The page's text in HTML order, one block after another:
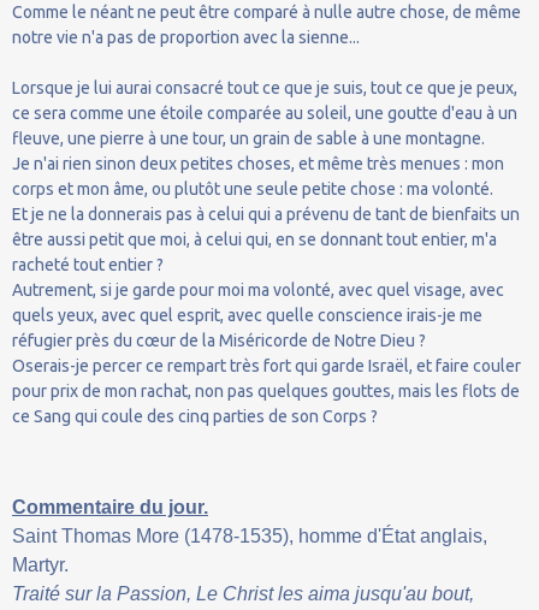
Comme le néant ne peut être comparé à nulle autre chose, de même
notre vie n'a pas de proportion avec la sienne...
Lorsque je lui aurai consacré tout ce que je suis, tout ce que je peux,
ce sera comme une étoile comparée au soleil, une goutte d'eau à un
fleuve, une pierre à une tour, un grain de sable à une montagne.
Je n'ai rien sinon deux petites choses, et même très menues : mon
corps et mon âme, ou plutôt une seule petite chose : ma volonté.
Et je ne la donnerais pas à celui qui a prévenu de tant de bienfaits un
être aussi petit que moi, à celui qui, en se donnant tout entier, m'a
racheté tout entier ?
Autrement, si je garde pour moi ma volonté, avec quel visage, avec
quels yeux, avec quel esprit, avec quelle conscience irais-je me
réfugier près du cœur de la Miséricorde de Notre Dieu ?
Oserais-je percer ce rempart très fort qui garde Israël, et faire couler
pour prix de mon rachat, non pas quelques gouttes, mais les flots de
ce Sang qui coule des cinq parties de son Corps ?
Commentaire du jour.
Saint Thomas More (1478-1535), homme d'État anglais,
Martyr.
Traité sur la Passion, Le Christ les aima jusqu'au bout,